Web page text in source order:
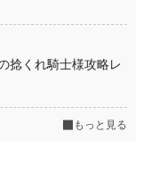
捻くれ騎士様攻略レ
もっと見る